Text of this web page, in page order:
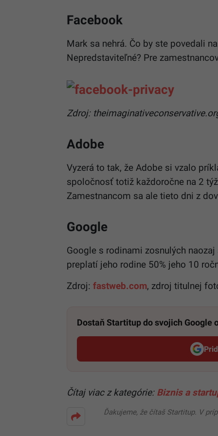
Facebook
Mark sa nehrá. Čo by ste povedali
Nepredstaviteľné? Pre
Zdroj:
Adobe
Vyzerá to tak, že Adobe si vzalo
spoločnosť totiž každoročne na 2
Zamestnancom sa ale tieto dni z
Google
Google s rodinami zosnulých
preplatí jeho rodine 50% jeho 10
Zdroj: fastweb.com, zdroj titulnej
Dostaň Startitup do svojich Google
Čítaj viac z kategórie: Biznis a
Ďakujeme, že čítaš Startitup. V